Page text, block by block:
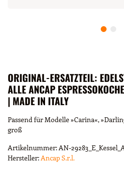
ORIGINAL-ERSATZTEIL:
ALLE ANCAP
| MADE IN ITALY
Passend für Modelle »Carina«,
groß
Artikelnummer:AN-
Hersteller:Ancap S.r.l.